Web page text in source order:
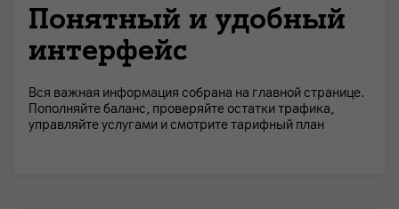
Понятный и удобный
интерфейс
Вся важная информация собрана на главной странице.
Пополняйте баланс, проверяйте остатки трафика,
управляйте услугами и смотрите тарифный план